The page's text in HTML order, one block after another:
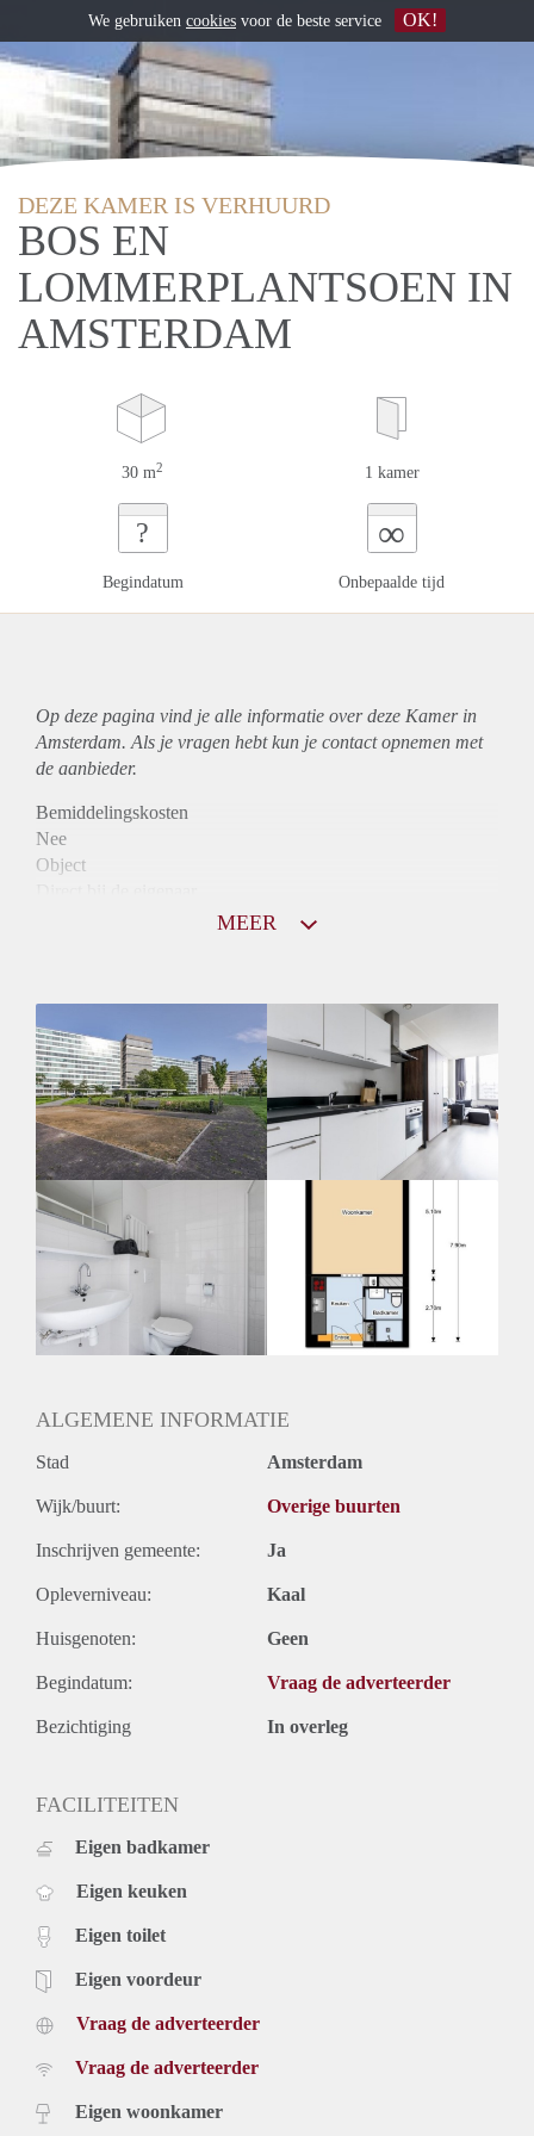
DEZE KAMER IS VERHUURD
BOS EN
LOMMERPLANTSOEN IN
AMSTERDAM
30 m2 1 kamer
?
Begindatum
∞
Onbepaalde tijd
Op deze pagina vind je alle informatie over deze Kamer in
Amsterdam. Als je vragen hebt kun je contact opnemen met
de aanbieder.
Bemiddelingskosten
Nee
Object
Huurtoeslag
Niet mogelijk
Inkomen eis
3,0 X Maandhuur Bruto
Huurtermijn
Onbepaalde termijn
Oplevering
Kaal
MEER
ALGEMENE INFORMATIE
Stad Amsterdam
Wijk/buurt: Overige buurten
Inschrijven gemeente: Ja
Opleverniveau: Kaal
Huisgenoten: Geen
Begindatum: Vraag de adverteerder
Bezichtiging In overleg
FACILITEITEN
Eigen badkamer
Eigen keuken
Eigen toilet
Eigen voordeur
Vraag de adverteerder
Vraag de adverteerder
Eigen woonkamer
We gebruiken cookies voor de beste service OK!